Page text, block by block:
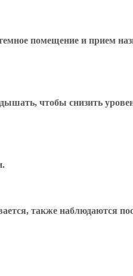
помещение и прием
чтобы снизить
также наблюдаются